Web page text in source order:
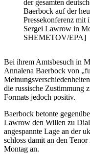
der gesamten
Baerbock auf der
Pressekonferenz mit
Sergei Lawrow in
SHEMETOV/EPA]
Bei ihrem Amtsbesuch in
Annalena Baerbock von
die russische Zustimmung
Formats jedoch positiv.
Baerbock betonte
Lawrow den Willen zu
angespannte Lage an der
schloss damit an den
Montag an.